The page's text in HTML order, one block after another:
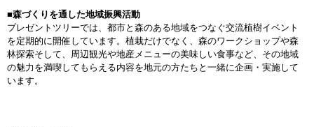
■森づくりを通した地域振興活動
プレゼントツリーでは、都市と森のある地域をつなぐ交流植樹イベント
を定期的に開催しています。植栽だけでなく、森のワークショップや森
林探索そして、周辺観光や地産メニューの美味しい食事など、その地域
の魅力を満喫してもらえる内容を地元の方たちと一緒に企画・実施して
います。